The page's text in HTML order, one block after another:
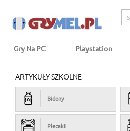
Gry Na PC Playstation
ARTYKUŁY SZKOLNE
Bidony
Plecaki